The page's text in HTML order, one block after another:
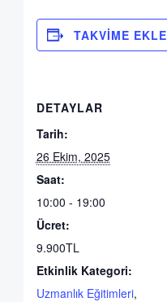
TAKVIME EKLE
DETAYLAR
Tarih:
26 Ekim, 2025
Saat:
10:00 - 19:00
Ücret:
9.900TL
Etkinlik Kategori:
Uzmanlık Eğitimleri,